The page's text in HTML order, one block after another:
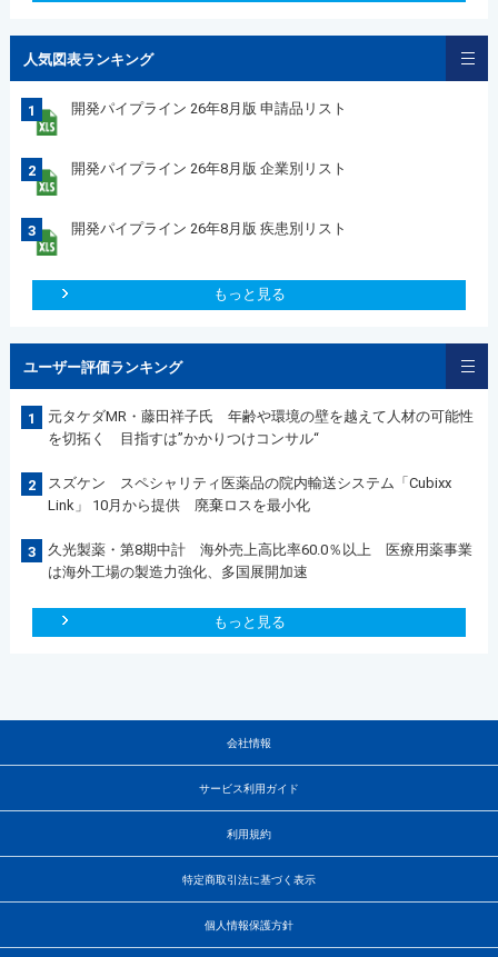
人気図表ランキング
1 開発パイプライン 26年8月版 申請品リスト
2 開発パイプライン 26年8月版 企業別リスト
3 開発パイプライン 26年8月版 疾患別リスト
もっと見る
ユーザー評価ランキング
1
元タケダMR・藤田祥子氏 年齢や環境の壁を越えて人材の可能性
を切拓く 目指すは”かかりつけコンサル“
2
スズケン スペシャリティ医薬品の院内輸送システム「Cubixx
Link」 10月から提供 廃棄ロスを最小化
3
久光製薬・第8期中計 海外売上高比率60.0％以上 医療用薬事業
は海外工場の製造力強化、多国展開加速
もっと見る
会社情報
サービス利用ガイド
利用規約
特定商取引法に基づく表示
個人情報保護方針